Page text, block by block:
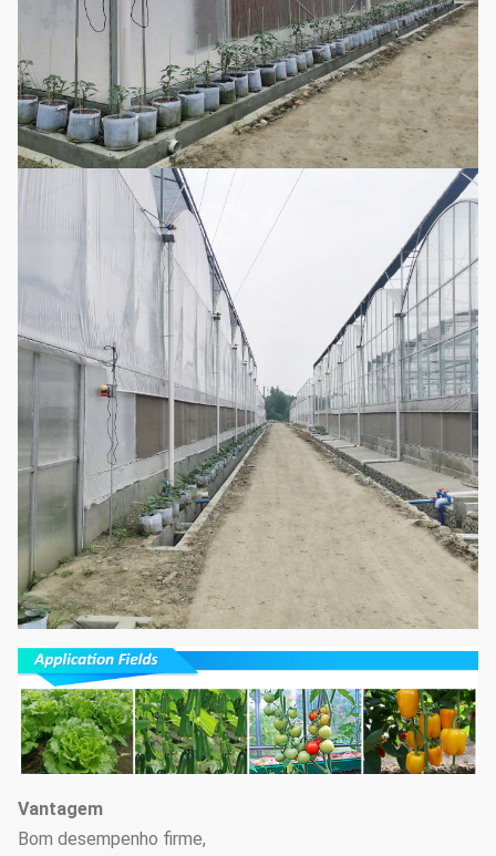
refrigeração
9
Sistema de
irrigação do
gotejamento
Pode ser
personalizado
de acordo com
o comprimento
e a largura da
estufa
Opcional
10
sistema do
Micro-sistema
de extinção de
incêndios
Pode ser
personalizado
de acordo com
o comprimento
e a largura da
estufa
Opcional
Preencha a luz
Fácil monte a
auto estufa
clara do
escurecimento
da privação
Opcional
12
Cama da
plântula
semeação
Opcional
13 Hidroponia
Pode ser
reutilizado,
Vantagem
Bom desempenho firme,